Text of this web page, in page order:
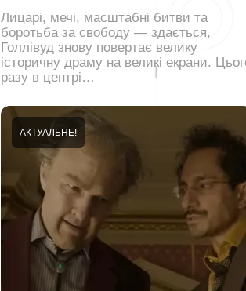
Лицарі, мечі, масштабні битви та
боротьба за свободу — здається,
Голлівуд знову повертає велику
історичну драму на великі екрани.
разу в центрі…
АКТУАЛЬНЕ!